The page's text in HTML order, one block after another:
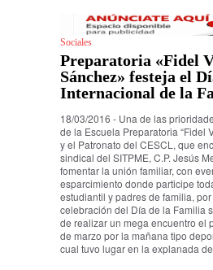
Sociales
Preparatoria «Fidel
Sánchez» festeja el
Internacional de la
18/03/2016 - Una de las
de la Escuela Preparatoria “Fidel
y el Patronato del CESCL, que
sindical del SITPME, C.P. Jesús
fomentar la unión familiar, con
esparcimiento donde participe
estudiantil y padres de familia,
celebración del Día de la Familia
de realizar un mega encuentro el
de marzo por la mañana tipo
cual tuvo lugar en la explanada